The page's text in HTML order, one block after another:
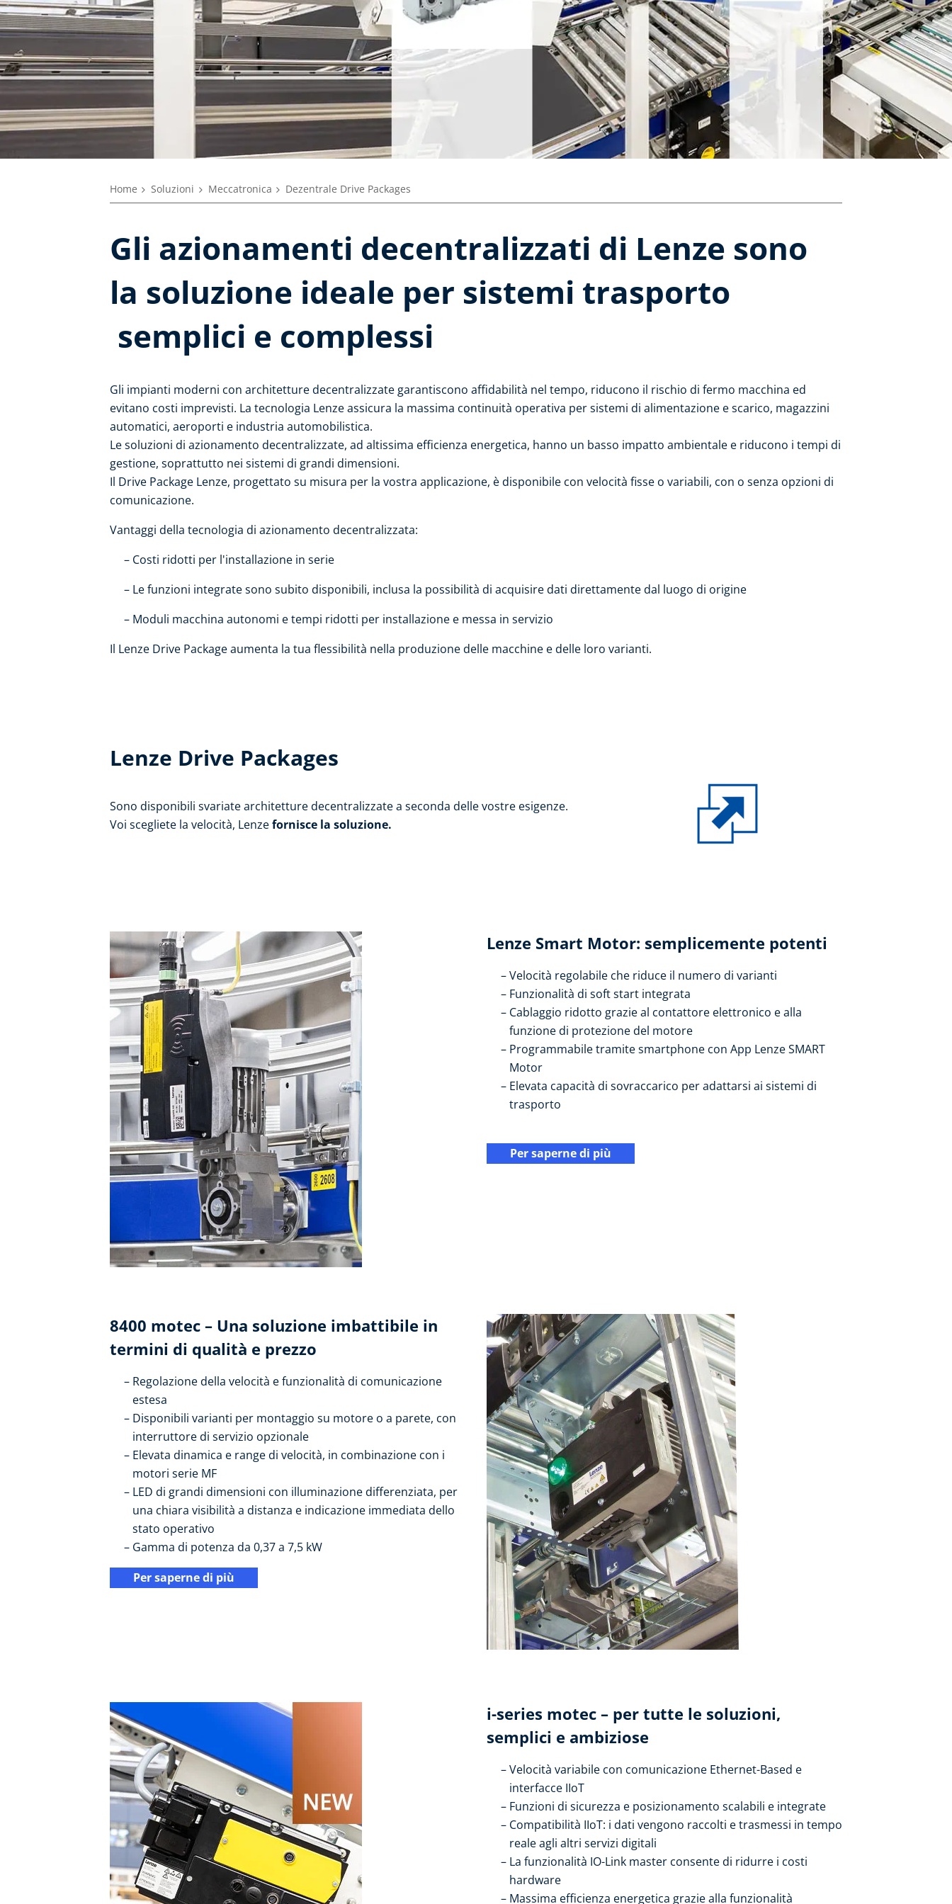
Home Soluzioni Meccatronica Dezentrale Drive Packages
Gli azionamenti decentralizzati di Lenze sono
la soluzione ideale per sistemi trasporto
semplici e complessi
Gli impianti moderni con architetture decentralizzate garantiscono affidabilità nel tempo, riducono il rischio di fermo macchina ed
evitano costi imprevisti. La tecnologia Lenze assicura la massima continuità operativa per sistemi di alimentazione e scarico, magazzini
automatici, aeroporti e industria automobilistica.
Le soluzioni di azionamento decentralizzate, ad altissima efficienza energetica, hanno un basso impatto ambientale e riducono i tempi di
gestione, soprattutto nei sistemi di grandi dimensioni.
Il Drive Package Lenze, progettato su misura per la vostra applicazione, è disponibile con velocità fisse o variabili, con o senza opzioni di
comunicazione.​
Vantaggi della tecnologia di azionamento decentralizzata:
Costi ridotti per l'installazione in serie​
Le funzioni integrate sono subito disponibili, inclusa la possibilità di acquisire dati direttamente dal luogo di origine
Moduli macchina autonomi e tempi ridotti per installazione e messa in servizio
Il Lenze Drive Package aumenta la tua flessibilità nella produzione delle macchine e delle loro varianti.
Lenze Drive Packages
Sono disponibili svariate architetture decentralizzate a seconda delle vostre esigenze.
Voi scegliete la velocità, Lenzefornisce la soluzione.
Lenze Smart Motor: semplicemente potenti
Velocità regolabile che riduce il numero di varianti
Funzionalità di soft start integrata
Cablaggio ridotto grazie al contattore elettronico e alla
funzione di protezione del motore
Programmabile tramite smartphone con App Lenze SMART
Motor
Elevata capacità di sovraccarico per adattarsi ai sistemi di
trasporto
Per saperne di più
8400 motec – Una soluzione imbattibile in
termini di qualità e prezzo
Regolazione della velocità e funzionalità di comunicazione
estesa
Disponibili varianti per montaggio su motore o a parete, con
interruttore di servizio opzionale
Elevata dinamica e range di velocità, in combinazione con i
motori serie MF
LED di grandi dimensioni con illuminazione differenziata, per
una chiara visibilità a distanza e indicazione immediata dello
stato operativo
Gamma di potenza da 0,37 a 7,5 kW
Per saperne di più
i-series motec – per tutte le soluzioni,
semplici e ambiziose
Velocità variabile con comunicazione Ethernet-Based e
interfacce IIoT
Funzioni di sicurezza e posizionamento scalabili e integrate
Compatibilità IIoT: i dati vengono raccolti e trasmessi in tempo
reale agli altri servizi digitali
La funzionalità IO-Link master consente di ridurre i costi
hardware
Massima efficienza energetica grazie alla funzionalità